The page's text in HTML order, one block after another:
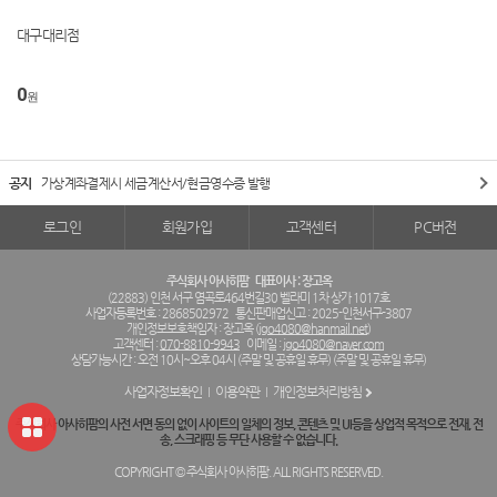
대구대리점
0원
공지 가상계좌결제시 세금계산서/현금영수증 발행
로그인 회원가입 고객센터 PC버전
주식회사 아사히팜 대표이사 : 장고옥
(22883) 인천 서구 염곡로464번길30 벨라미 1차 상가 1017호
사업자등록번호 : 2868502972 통신판매업신고 : 2025-인천서구-3807
개인정보보호책임자 : 장고옥 (jgo4080@hanmail.net)
고객센터 :070-8810-9943 이메일 : jgo4080@naver.com
상담가능시간 : 오전 10시~오후 04시 (주말 및 공휴일 휴무) (주말 및 공휴일 휴무)
사업자정보확인 이용약관 개인정보처리방침
주식회사 아사히팜의 사전 서면 동의 없이 사이트의 일체의 정보, 콘텐츠 및 UI등을 상업적 목적으로 전재, 전
송, 스크래핑 등 무단 사용할 수 없습니다.
COPYRIGHT © 주식회사 아사히팜. ALL RIGHTS RESERVED.